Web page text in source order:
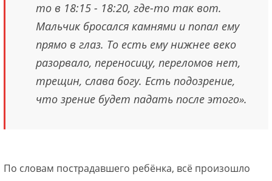
то в 18:15 - 18:20, где-то так вот.
Мальчик бросался камнями и попал ему
прямо в глаз. То есть ему нижнее веко
разорвало, переносицу, переломов нет,
трещин, слава богу. Есть подозрение,
что зрение будет падать после этого».
По словам пострадавшего ребёнка, всё произошло